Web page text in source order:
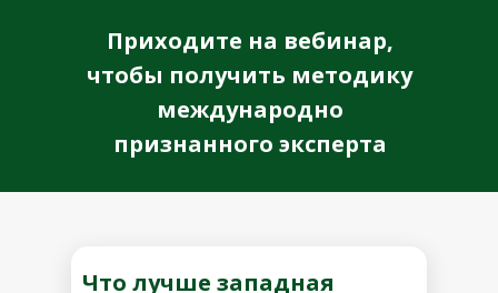
Приходите на вебинар,
чтобы получить методику
международно
признанного эксперта
Что лучше западная